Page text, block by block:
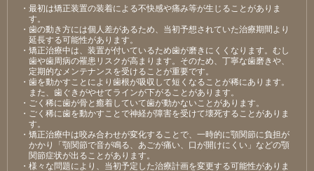
・最初は矯正装置の装着による不快感や痛み等が⽣じることがありま
す。
・⻭の動き⽅には個⼈差があるため、当初予想されていた治療期間より
延⻑する可能性があります。
・矯正治療中は、装置が付いているため⻭が磨きにくくなります。むし
⻭や⻭周病の罹患リスクが⾼まります。そのため、丁寧な⻭磨きや、
定期的なメンテナンスを受けることが重要です。
・⻭を動かすことにより⻭根が吸収して短くなることが稀にあります。
また、⻭ぐきがやせてラインが下がることがあります。
・ごく稀に⻭が⾻と癒着していて⻭が動かないことがあります。
・ごく稀に⻭を動かすことで神経が障害を受けて壊死することがありま
す。
・矯正治療中は咬み合わせが変化することで、⼀時的に顎関節に負担が
かかり「顎関節で⾳が鳴る、あごが痛い、⼝が開けにくい」などの顎
関節症状が出ることがあります。
・様々な問題により、当初予定した治療計画を変更する可能性がありま